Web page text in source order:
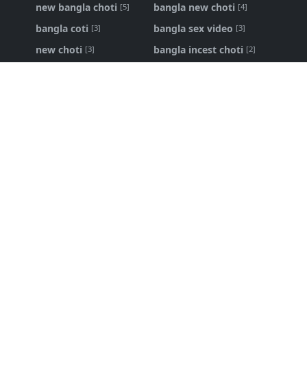
new bangla choti [5] bangla new choti [4]
bangla coti [3] bangla sex video [3]
new choti [3] bangla incest choti [2]